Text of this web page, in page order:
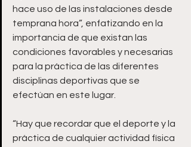
hace uso de las instalaciones desde
temprana hora”, enfatizando en la
importancia de que existan las
condiciones favorables y necesarias
para la práctica de las diferentes
disciplinas deportivas que se
efectúan en este lugar.
“Hay que recordar que el deporte y la
práctica de cualquier actividad física